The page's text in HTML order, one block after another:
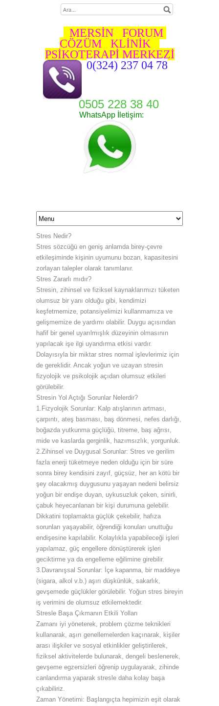
MERSİN FORUM
ÇÖZÜM KLİNİK
PSİKOTERAPİ MERKEZİ
0(324) 237 04 78
0505 228 38 40
WhatsApp İletişim:
Stres Nedir?
Stres sözcüğü en geniş anlamda birey-çevre
etkileşiminde kişinin uyumunu bozan, kapasitesini
zorlayan talepler olarak tanımlanır.
Stres Zararlı mıdır?
Stresin, zihinsel ve fiziksel kaynaklarımızı tüketen
olumsuz bir yanı olduğu gibi, kendimizi
keşfetmemize, potansiyelimizi kullanmamıza ve
gelişmemize de yardımı olabilir. Duygu açısından
hafif bir genel uyarılmışlık düzeyinin olmasının
yapılacak işe ilgi uyandırma etkisi vardır.
Dolayısıyla bir miktar stres normal işlevlerimiz için
de gereklidir. Ancak yoğun ve uzayan stresin
fizyolojik ve psikolojik açıdan olumsuz etkileri
görülebilir.
Stresin Yol Açtığı Sorunlar Nelerdir?
1.Fizyolojik Sorunlar: Kalp atışlarının artması,
çarpıntı, ateş basması, baş dönmesi, nefes darlığı,
boğazda yutkunma güçlüğü, titreme, baş ağrısı,
mide ve kaslarda gerginlik, hazımsızlık, yorgunluk.
2.Zihinsel ve Duygusal Sorunlar: Stres ve gerilim
fazla enerji tüketmeye neden olduğu için bir süre
sonra birey kendisini zayıf, güçsüz, her an kötü bir
şey olacakmış duygusunu yaşayan nedeni belirsiz
yoğun bir endişe duyan, uykusuzluk çeken, sinirli,
çabuk heyecanlanan bir kişi durumuna gelebilir.
Dikkatini toplamakta güçlük çekebilir, hafıza
sorunları yaşayabilir, öğrendiği konuları unuttuğu
endişesine kapılabilir. Kolaylıkla yapabileceği işleri
yapılamaz, güç engellere dönüştürerek işleri
geciktirme ya da engelleme eğilimine girebilir.
3.Davranışsal Sorunlar: İçe kapanma, bir maddeye
(sigara, alkol v.b.) aşırı düşkünlük, sakarlık,
gevşemede güçlükler görülebilir. Yoğun stres bireyin
iş verimini de olumsuz etkilemektedir.
Stresle Başa Çıkmanın Etkili Yolları
Zamanı iyi yöneterek, problem çözme teknikleri
kullanarak, aşırı genellemelerden kaçınarak, kişiler
arası ilişkiler ve sosyal etkinlikler geliştirilerek,
fiziksel aktivitelerde bulunarak, dengeli beslenerek,
gevşeme egzersizleri öğrenip uygulayarak, zihinde
canlandırma yaparak stresle daha kolay başa
çıkabiliriz.
Zaman Yönetimi: Başlangıçta hepimizin eşit olarak